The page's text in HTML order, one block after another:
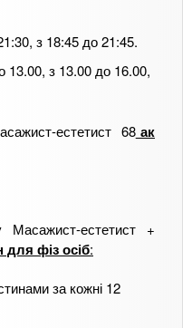
з 18:45 до 21:45.
13.00, з 13.00 до 16.00,
естетист 68ак
Масажист-естетист +
для фіз осіб:
за кожні 12